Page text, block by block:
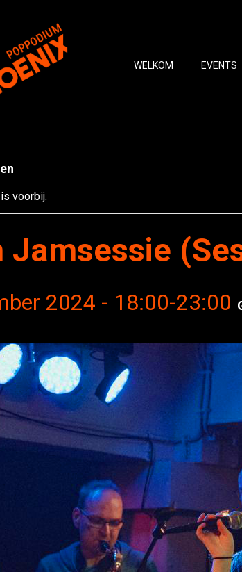
WELKOM EVENTS
voorbij.
Jamsessie
2024 - 18:00-23:00